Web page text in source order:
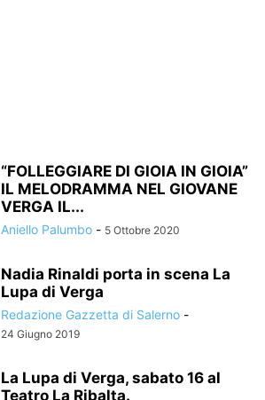
“FOLLEGGIARE DI GIOIA IN GIOIA”
IL MELODRAMMA NEL GIOVANE
VERGA IL...
Aniello Palumbo - 5 Ottobre 2020
Nadia Rinaldi porta in scena La
Lupa di Verga
Redazione Gazzetta di Salerno -
24 Giugno 2019
La Lupa di Verga, sabato 16 al
Teatro La Ribalta.